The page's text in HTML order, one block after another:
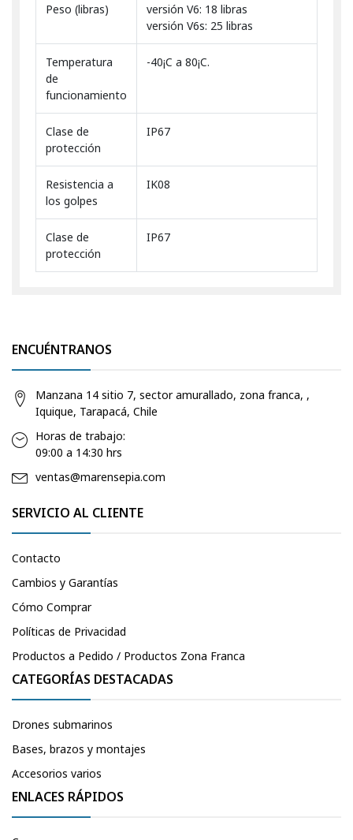
Peso (libras)
versión V6: 18 libras
versión V6s: 25 libras
Temperatura
de
funcionamiento
-40¡C a 80¡C.
Clase de
protección
IP67
Resistencia a
los golpes
IK08
Clase de
protección
IP67
ENCUÉNTRANOS
Manzana 14 sitio 7, sector amurallado, zona franca, ,
Iquique, Tarapacá, Chile
Horas de trabajo:
09:00 a 14:30 hrs
ventas@marensepia.com
SERVICIO AL CLIENTE
Contacto
Cambios y Garantías
Cómo Comprar
Políticas de Privacidad
Productos a Pedido / Productos Zona Franca
CATEGORÍAS DESTACADAS
Drones submarinos
Bases, brazos y montajes
Accesorios varios
ENLACES RÁPIDOS